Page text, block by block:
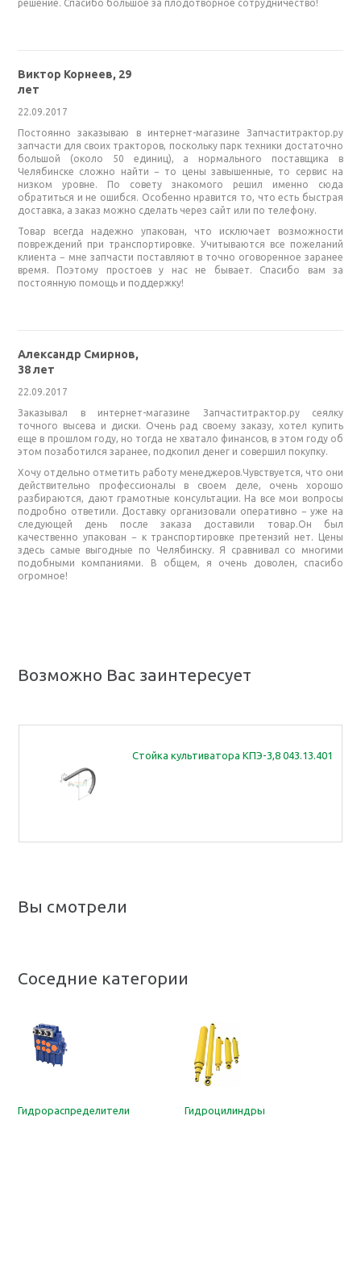
решение. Спасибо большое за плодотворное сотрудничество!
Виктор Корнеев, 29
лет
22.09.2017
Постоянно заказываю в интернет-магазине Запчаститрактор.ру
запчасти для своих тракторов, поскольку парк техники достаточно
большой (около 50 единиц), а нормального поставщика в
Челябинске сложно найти − то цены завышенные, то сервис на
низком уровне. По совету знакомого решил именно сюда
обратиться и не ошибся. Особенно нравится то, что есть быстрая
доставка, а заказ можно сделать через сайт или по телефону.
Товар всегда надежно упакован, что исключает возможности
повреждений при транспортировке. Учитываются все пожеланий
клиента − мне запчасти поставляют в точно оговоренное заранее
время. Поэтому простоев у нас не бывает. Спасибо вам за
постоянную помощь и поддержку!
Александр Смирнов,
38 лет
22.09.2017
Заказывал в интернет-магазине Запчаститрактор.ру сеялку
точного высева и диски. Очень рад своему заказу, хотел купить
еще в прошлом году, но тогда не хватало финансов, в этом году об
этом позаботился заранее, подкопил денег и совершил покупку.
Хочу отдельно отметить работу менеджеров.Чувствуется, что они
действительно профессионалы в своем деле, очень хорошо
разбираются, дают грамотные консультации. На все мои вопросы
подробно ответили. Доставку организовали оперативно − уже на
следующей день после заказа доставили товар.Он был
качественно упакован − к транспортировке претензий нет. Цены
здесь самые выгодные по Челябинску. Я сравнивал со многими
подобными компаниями. В общем, я очень доволен, спасибо
огромное!
Возможно Вас заинтересует
Стойка культиватора КПЭ-3,8 043.13.401
Вы смотрели
Соседние категории
Гидрораспределители Гидроцилиндры